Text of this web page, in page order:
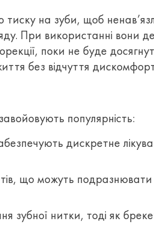
тиску на зуби, щоб
При використанні вони
поки не буде
без відчуття
популярність:
дискретне
що можуть
зубної нитки, тоді як